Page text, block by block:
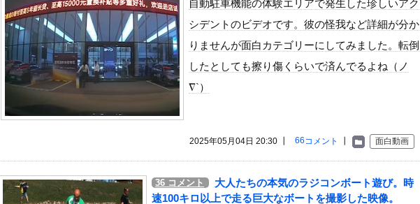
【悲報】女さん、事故（全治4ヶ月半・車は廃車）でぶつけられた相手と付き合ってしまうｗ...
グラドル小森香乃の18歳になりたてピチピチ可愛すぎボディがたまらんち
『君のことが大大大大大好きな100人の彼女』17話感想 須藤育登場！ストイックな野球...
海釣りって何が楽しいの？
【ポロリ悲話】ネットで拡散してるおっぱいポロリ動画、何故か叩かれる・・・
【衝撃】「かわいい虫」ランキング、ついに発表される
フランス人「レベルが違う」日本代表GK鈴木彩艶、欧州王者PSG移籍間近に!?超絶プレ...
自動駐車機能の体験エリアで発生した珍しいアク
シデントのビデオです。彼の怪我など詳細が分か
りませんが面白カテゴリーにしてみました。転倒
したとしても擦り傷くらいで済んでるよね（ノ
∇`）
面白動画
66コメント
2025年05月04日 20:30 ┃
36 コメント
大人たちの本気のラジコンボート遊び。時
速100キロ以上で走る巨大なボートを撮影した映像。